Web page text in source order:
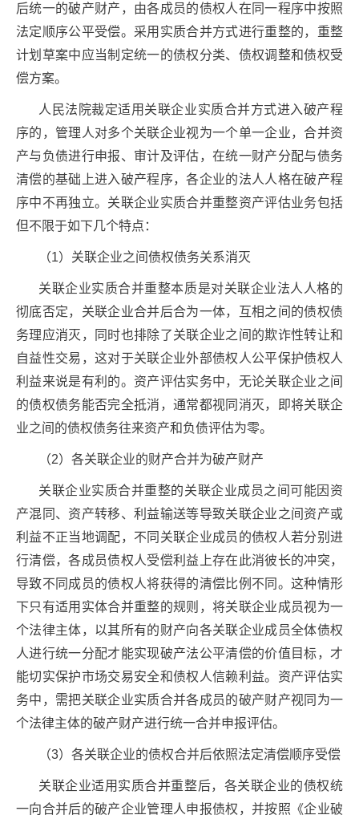
后统一的破产财产，由各成员的债权人在同一程序中按照
法定顺序公平受偿。采用实质合并方式进行重整的，重整
计划草案中应当制定统一的债权分类、债权调整和债权受
偿方案。
人民法院裁定适用关联企业实质合并方式进入破产程
序的，管理人对多个关联企业视为一个单一企业，合并资
产与负债进行申报、审计及评估，在统一财产分配与债务
清偿的基础上进入破产程序，各企业的法人人格在破产程
序中不再独立。关联企业实质合并重整资产评估业务包括
但不限于如下几个特点：
（1）关联企业之间债权债务关系消灭
关联企业实质合并重整本质是对关联企业法人人格的
彻底否定，关联企业合并后合为一体，互相之间的债权债
务理应消灭，同时也排除了关联企业之间的欺诈性转让和
自益性交易，这对于关联企业外部债权人公平保护债权人
利益来说是有利的。资产评估实务中，无论关联企业之间
的债权债务能否完全抵消，通常都视同消灭，即将关联企
业之间的债权债务往来资产和负债评估为零。
（2）各关联企业的财产合并为破产财产
关联企业实质合并重整的关联企业成员之间可能因资
产混同、资产转移、利益输送等导致关联企业之间资产或
利益不正当地调配，不同关联企业成员的债权人若分别进
行清偿，各成员债权人受偿利益上存在此消彼长的冲突，
导致不同成员的债权人将获得的清偿比例不同。这种情形
下只有适用实体合并重整的规则，将关联企业成员视为一
个法律主体，以其所有的财产向各关联企业成员全体债权
人进行统一分配才能实现破产法公平清偿的价值目标，才
能切实保护市场交易安全和债权人信赖利益。资产评估实
务中，需把关联企业实质合并各成员的破产财产视同为一
个法律主体的破产财产进行统一合并申报评估。
（3）各关联企业的债权合并后依照法定清偿顺序受偿
关联企业适用实质合并重整后，各关联企业的债权统
一向合并后的破产企业管理人申报债权，并按照《企业破